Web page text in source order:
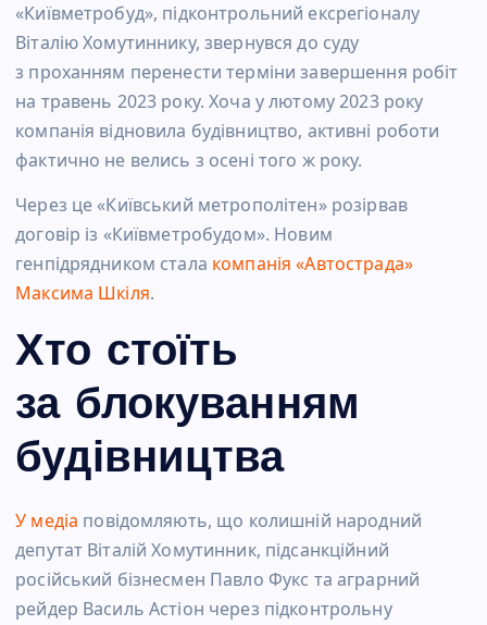
«Київметробуд», підконтрольний ексрегіоналу
Віталію Хомутиннику, звернувся до суду
з проханням перенести терміни завершення робіт
на травень 2023 року. Хоча у лютому 2023 року
компанія відновила будівництво, активні роботи
фактично не велись з осені того ж року.
Через це «Київський метрополітен» розірвав
договір із «Київметробудом». Новим
генпідрядником стала компанія «Автострада»
Максима Шкіля.
Хто стоїть
за блокуванням
будівництва
У медіа повідомляють, що колишній народний
депутат Віталій Хомутинник, підсанкційний
російський бізнесмен Павло Фукс та аграрний
рейдер Василь Астіон через підконтрольну